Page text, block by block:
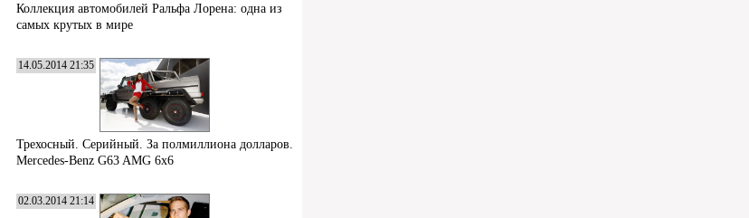
Коллекция автомобилей Ральфа Лорена: одна из
самых крутых в мире
14.05.2014 21:35
Трехосный. Серийный. За полмиллиона долларов.
Mercedes-Benz G63 AMG 6x6
02.03.2014 21:14